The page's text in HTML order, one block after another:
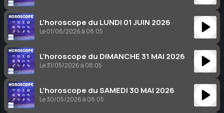
L’horoscope du LUNDI 01 JUIN 2026
Le 01/06/2026 à 08:05
L’horoscope du DIMANCHE 31 MAI 2026
Le 31/05/2026 à 08:05
L’horoscope du SAMEDI 30 MAI 2026
Le 30/05/2026 à 08:05